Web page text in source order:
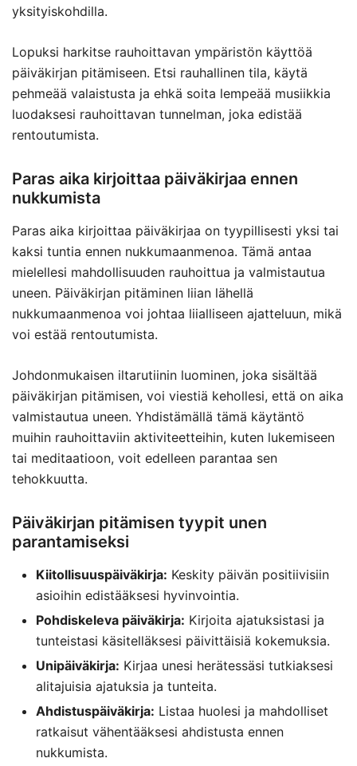
yksityiskohdilla.
Lopuksi harkitse rauhoittavan ympäristön käyttöä
päiväkirjan pitämiseen. Etsi rauhallinen tila, käytä
pehmeää valaistusta ja ehkä soita lempeää musiikkia
luodaksesi rauhoittavan tunnelman, joka edistää
rentoutumista.
Paras aika kirjoittaa päiväkirjaa ennen
nukkumista
Paras aika kirjoittaa päiväkirjaa on tyypillisesti yksi tai
kaksi tuntia ennen nukkumaanmenoa. Tämä antaa
mielellesi mahdollisuuden rauhoittua ja valmistautua
uneen. Päiväkirjan pitäminen liian lähellä
nukkumaanmenoa voi johtaa liialliseen ajatteluun, mikä
voi estää rentoutumista.
Johdonmukaisen iltarutiinin luominen, joka sisältää
päiväkirjan pitämisen, voi viestiä kehollesi, että on aika
valmistautua uneen. Yhdistämällä tämä käytäntö
muihin rauhoittaviin aktiviteetteihin, kuten lukemiseen
tai meditaatioon, voit edelleen parantaa sen
tehokkuutta.
Päiväkirjan pitämisen tyypit unen
parantamiseksi
Kiitollisuuspäiväkirja: Keskity päivän positiivisiin
asioihin edistääksesi hyvinvointia.
Pohdiskeleva päiväkirja: Kirjoita ajatuksistasi ja
tunteistasi käsitelläksesi päivittäisiä kokemuksia.
Unipäiväkirja: Kirjaa unesi herätessäsi tutkiaksesi
alitajuisia ajatuksia ja tunteita.
Ahdistuspäiväkirja: Listaa huolesi ja mahdolliset
ratkaisut vähentääksesi ahdistusta ennen
nukkumista.